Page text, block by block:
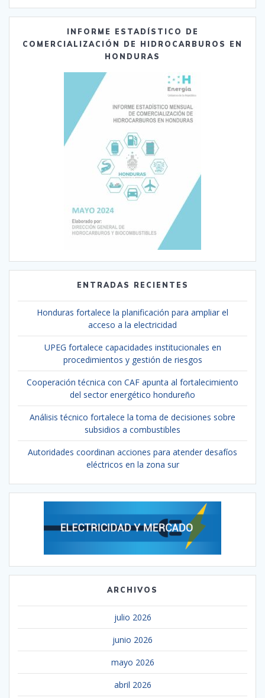
INFORME ESTADÍSTICO DE
COMERCIALIZACIÓN DE HIDROCARBUROS EN
HONDURAS
ENTRADAS RECIENTES
Honduras fortalece la planificación para ampliar el
acceso a la electricidad
UPEG fortalece capacidades institucionales en
procedimientos y gestión de riesgos
Cooperación técnica con CAF apunta al fortalecimiento
del sector energético hondureño
Análisis técnico fortalece la toma de decisiones sobre
subsidios a combustibles
Autoridades coordinan acciones para atender desafíos
eléctricos en la zona sur
ARCHIVOS
julio 2026
junio 2026
mayo 2026
abril 2026